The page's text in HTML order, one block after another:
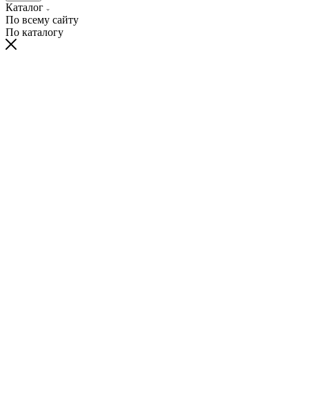
Каталог
По всему сайту
По каталогу